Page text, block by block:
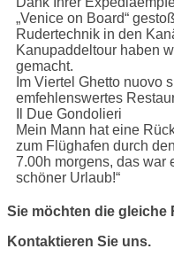
„Venice on Board“
Rudertechnik in den
Kanupaddeltour haben
gemacht.
Im Viertel Ghetto nuovo
emfehlenswertes
Il Due Gondolieri
Mein Mann hat eine
zum Flüghafen durch
7.00h morgens, das war
schöner Urlaub!“
Sie möchten die gleiche
Kontaktieren Sie uns.